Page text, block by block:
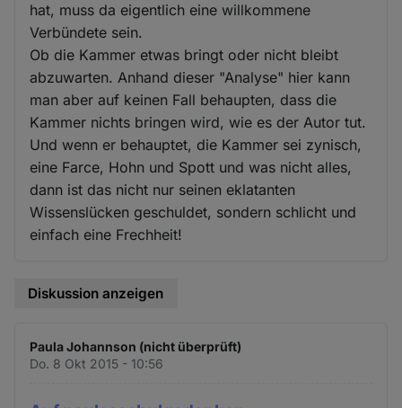
hat, muss da eigentlich eine willkommene
Verbündete sein.
Ob die Kammer etwas bringt oder nicht bleibt
abzuwarten. Anhand dieser "Analyse" hier kann
man aber auf keinen Fall behaupten, dass die
Kammer nichts bringen wird, wie es der Autor tut.
Und wenn er behauptet, die Kammer sei zynisch,
eine Farce, Hohn und Spott und was nicht alles,
dann ist das nicht nur seinen eklatanten
Wissenslücken geschuldet, sondern schlicht und
einfach eine Frechheit!
Diskussion anzeigen
Paula Johannson (nicht überprüft)
Do. 8 Okt 2015 - 10:56